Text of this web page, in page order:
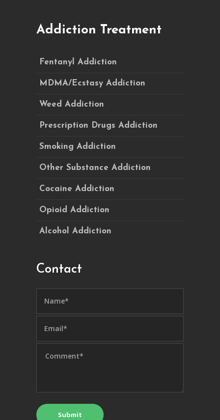
Addiction Treatment
Fentanyl Addiction
MDMA/Ecstasy Addiction
Weed Addiction
Prescription Drugs Addiction
Smoking Addiction
Other Substance Addiction
Cocaine Addiction
Opioid Addiction
Alcohol Addiction
Contact